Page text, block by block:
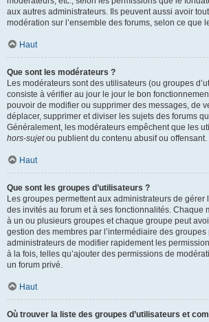
aux autres administrateurs. Ils peuvent aussi avoir
modération sur l’ensemble des forums, selon ce que
Haut
Que sont les modérateurs ?
Les modérateurs sont des utilisateurs (ou groupes
consiste à vérifier au jour le jour le bon
pouvoir de modifier ou supprimer des messages, de
déplacer, supprimer et diviser les sujets des forums
Généralement, les modérateurs empêchent que les
hors-sujetou publient du contenu abusif ou offensant.
Haut
Que sont les groupes d’utilisateurs ?
Les groupes permettent aux administrateurs de gérer
des invités au forum et à ses fonctionnalités. Chaque
à un ou plusieurs groupes et chaque groupe peut
gestion des membres par l’intermédiaire des groupes
administrateurs de modifier rapidement les
à la fois, telles qu’ajouter des permissions de
un forum privé.
Haut
Où trouver la liste des groupes d’utilisateurs et